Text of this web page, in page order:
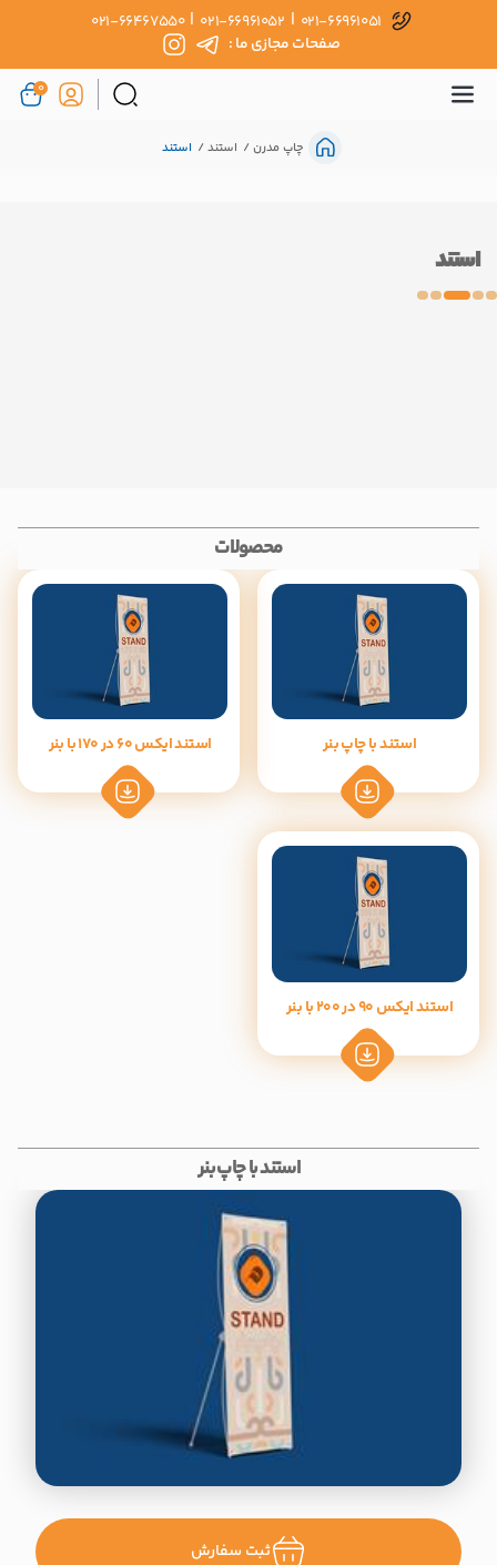
021-66961051
|
021-66961052
|
021-66467550
صفحات مجازی ما :
0
چاپ مدرن استند استند
استند
محصولات
استند با چاپ بنر استند ایکس 60 در 170 با بنر
استند ایکس 90 در 200 با بنر
استند با چاپ بنر
ثبت سفارش